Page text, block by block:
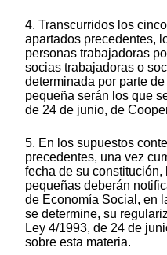
4. Transcurridos los
apartados precedentes,
personas trabajadoras
socias trabajadoras o
determinada por parte
pequeña serán los que
de 24 de junio, de
5. En los supuestos
precedentes, una vez
fecha de su
pequeñas deberán
de Economía Social, en
se determine, su
Ley 4/1993, de 24 de
sobre esta materia.